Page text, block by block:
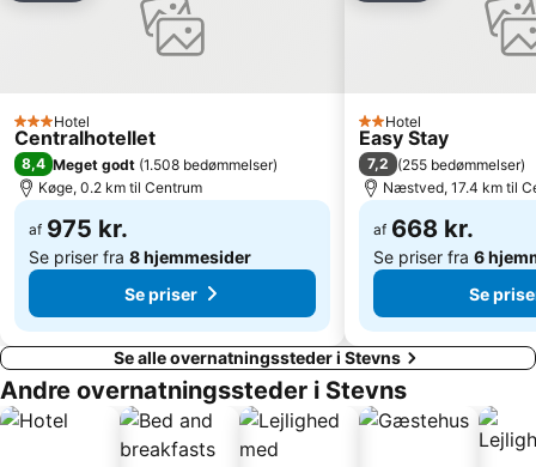
3 Stjerner
Hotel
Centralhotellet
8,4 Meget godt (1.508 bedømmelser)
Køge, 0.2 km til Centrum
af 975 kr.
Se priser fra 8 hjemmesider
Se priser
2 Stjerner
Hotel
Easy Stay
7,2 (255 bedømmelser)
Næstved, 17.4 km til
af 668 kr.
Se priser fra 6
Se
Se alle overnatningssteder i Stevns
Andre overnatningssteder i Stevns